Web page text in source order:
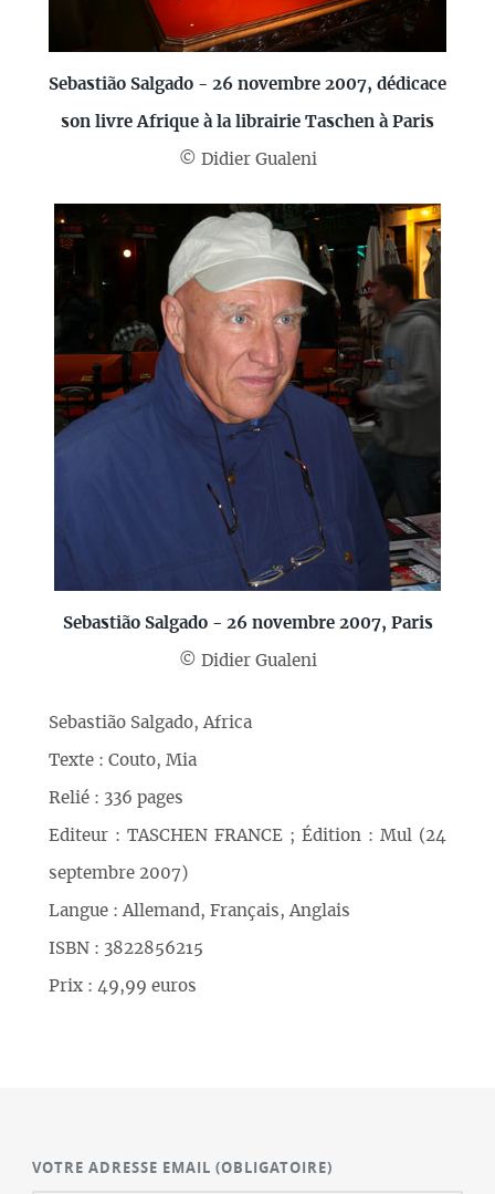
Sebastião Salgado - 26 novembre 2007, dédicace
son livre Afrique à la librairie Taschen à Paris
© Didier Gualeni
Sebastião Salgado - 26 novembre 2007, Paris
© Didier Gualeni
Sebastião Salgado, Africa
Texte : Couto, Mia
Relié : 336 pages
Editeur : TASCHEN FRANCE ; Édition : Mul (24
septembre 2007)
Langue : Allemand, Français, Anglais
ISBN : 3822856215
Prix : 49,99 euros
VOTRE ADRESSE EMAIL(OBLIGATOIRE)